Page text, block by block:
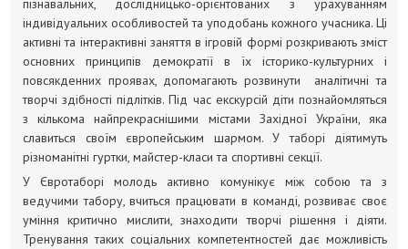
пізнавальних, дослідницько-орієнтованих з урахуванням
індивідуальних особливостей та уподобань кожного учасника. Ці
активні та інтерактивні заняття в ігровій формі розкривають зміст
основних принципів демократії в їх історико-культурних і
повсякденних проявах, допомагають розвинути аналітичні та
творчі здібності підлітків. Під час екскурсій діти познайомляться
з кількома найпрекраснішими містами Західної України, яка
славиться своїм європейським шармом. У таборі діятимуть
різноманітні гуртки, майстер-класи та спортивні секції.
У Євротаборі молодь активно комунікує між собою та з
ведучими табору, вчиться працювати в команді, розвиває своє
уміння критично мислити, знаходити творчі рішення і діяти.
Тренування таких соціальних компетентностей дає можливість